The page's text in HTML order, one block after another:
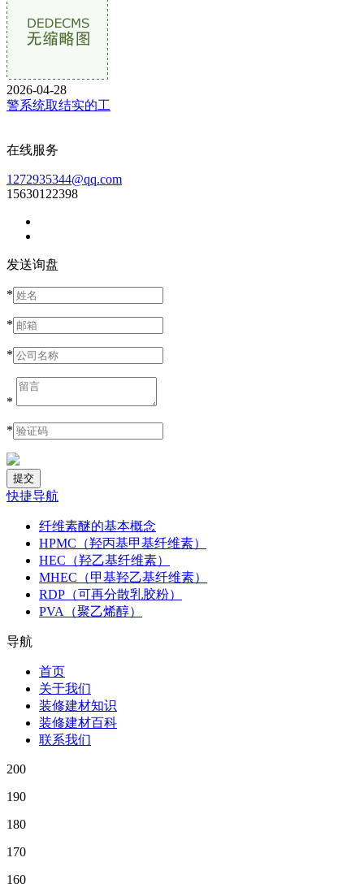
2026-04-28
警系统取结实的工
在线服务
1272935344@qq.com
15630122398
发送询盘
*
*
*
*
*
快捷导航
纤维素醚的基本概念
HPMC（羟丙基甲基纤维素）
HEC（羟乙基纤维素）
MHEC（甲基羟乙基纤维素）
RDP（可再分散乳胶粉）
PVA（聚乙烯醇）
导航
首页
关于我们
装修建材知识
装修建材百科
联系我们
200
190
180
170
160